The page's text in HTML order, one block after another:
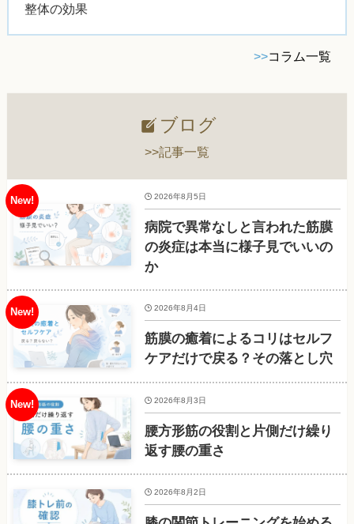
整体の効果
>>コラム一覧
ブログ
>>記事一覧
病院で異常なしと言われた筋膜
の炎症は本当に様子見でいいの
か
2026年8月5日
筋膜の癒着によるコリはセルフ
ケアだけで戻る？その落とし穴
2026年8月4日
腰方形筋の役割と片側だけ繰り
返す腰の重さ
2026年8月3日
2026年8月2日